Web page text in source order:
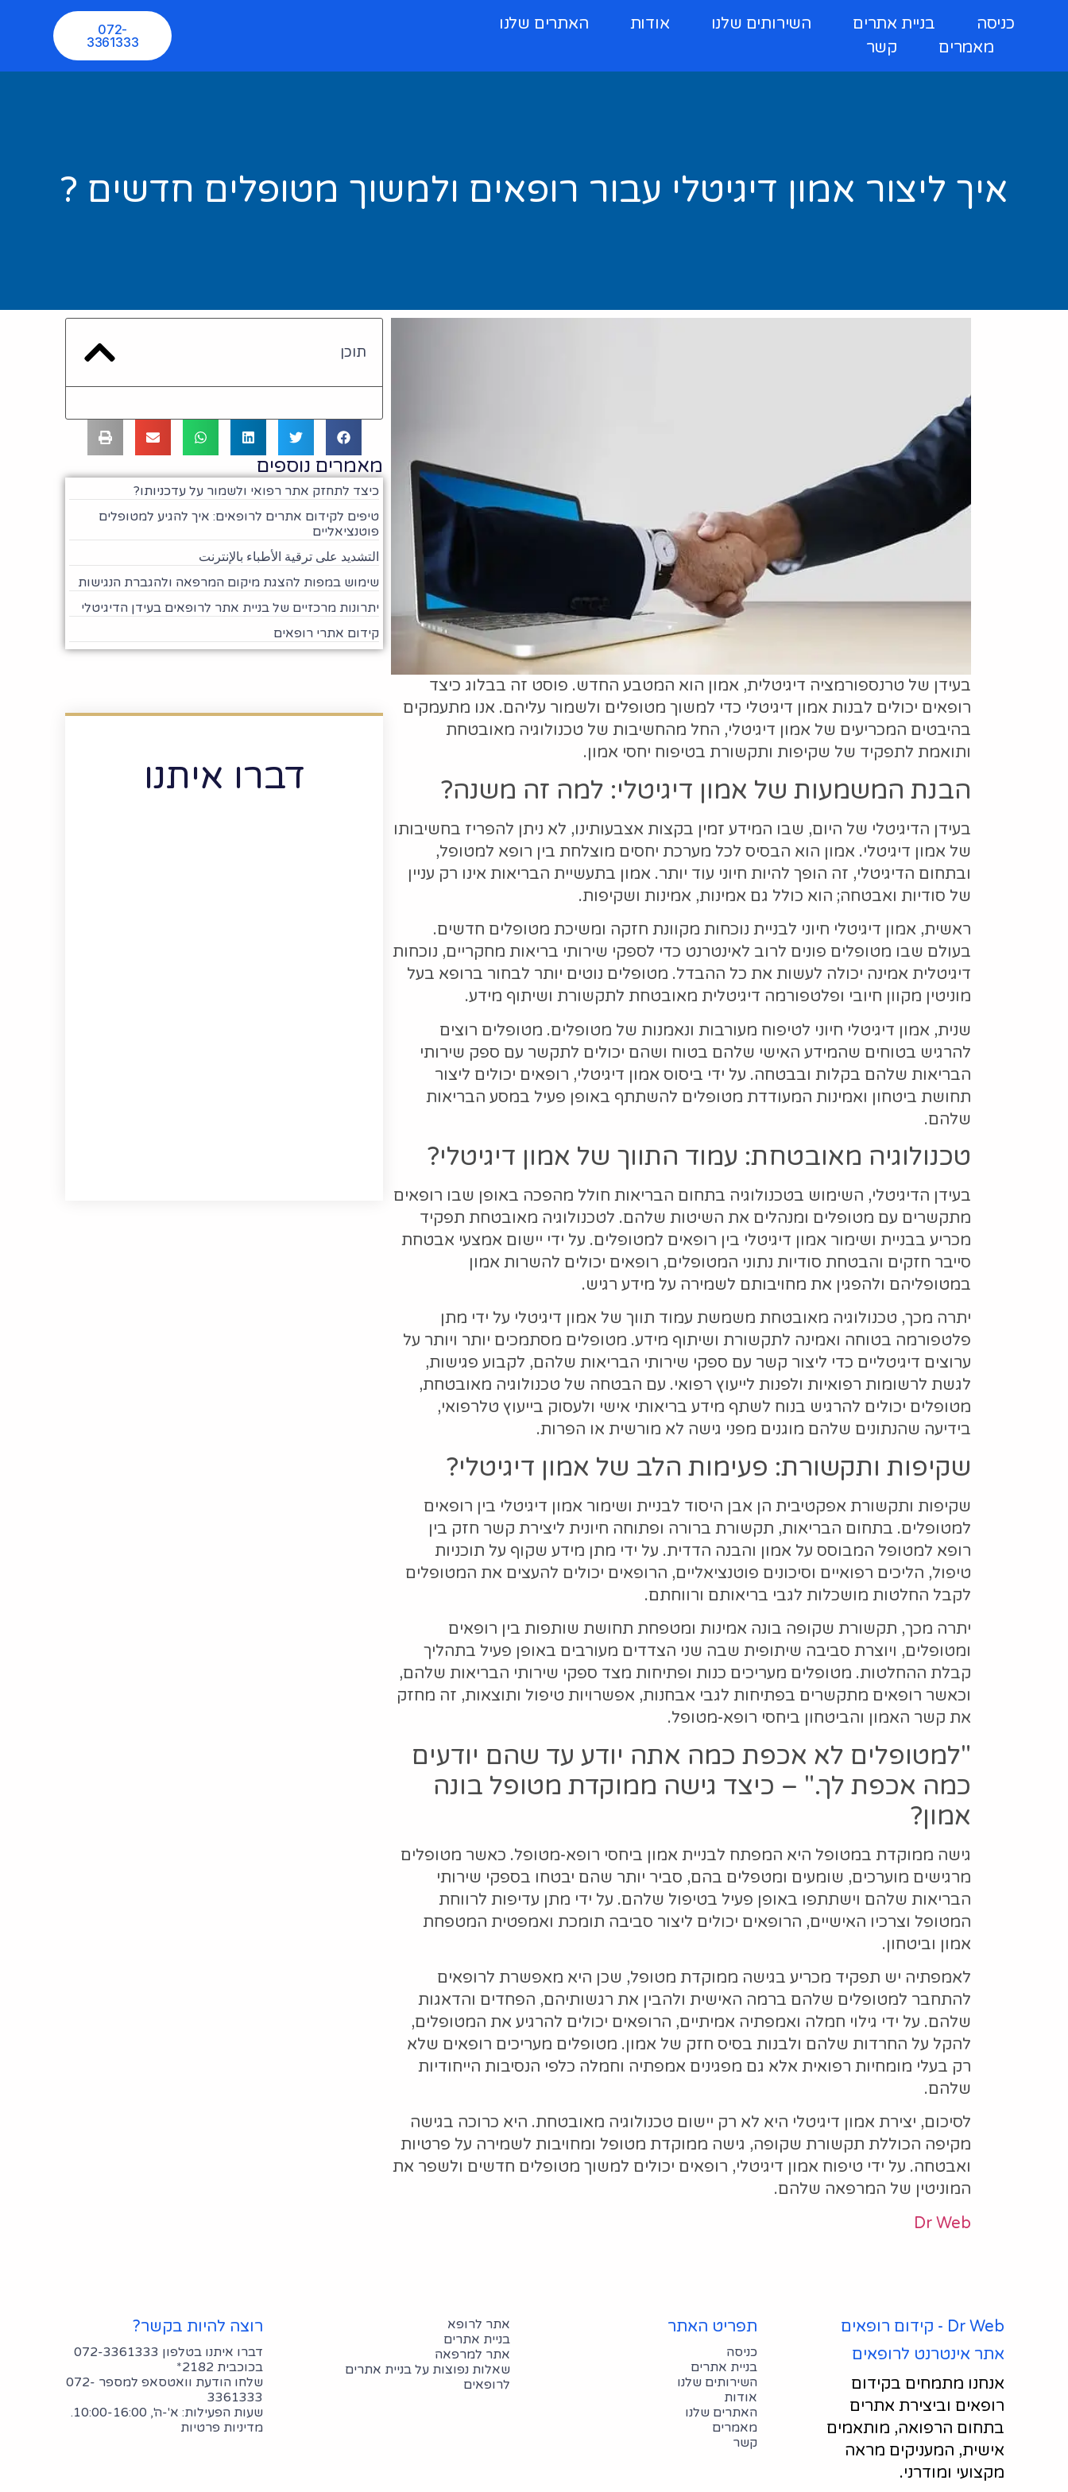
כניסה בניית אתרים השירותים שלנו אודות
האתרים שלנו
מאמרים
קשר
072-
3361333
איך ליצור אמון דיגיטלי עבור רופאים ולמשוך מטופלים חדשים ?
בעידן של טרנספורמציה דיגיטלית, אמון הוא המטבע החדש. פוסט זה בבלוג כיצד
רופאים יכולים לבנות אמון דיגיטלי כדי למשוך מטופלים ולשמור עליהם. אנו מתעמקים
בהיבטים המכריעים של אמון דיגיטלי, החל מהחשיבות של טכנולוגיה מאובטחת
ותואמת לתפקיד של שקיפות ותקשורת בטיפוח יחסי אמון.
הבנת המשמעות של אמון דיגיטלי: למה זה משנה?
בעידן הדיגיטלי של היום, שבו המידע זמין בקצות אצבעותינו, לא ניתן להפריז בחשיבותו
של אמון דיגיטלי. אמון הוא הבסיס לכל מערכת יחסים מוצלחת בין רופא למטופל,
ובתחום הדיגיטלי, זה הופך להיות חיוני עוד יותר. אמון בתעשיית הבריאות אינו רק עניין
של סודיות ואבטחה; הוא כולל גם אמינות, אמינות ושקיפות.
ראשית, אמון דיגיטלי חיוני לבניית נוכחות מקוונת חזקה ומשיכת מטופלים חדשים.
בעולם שבו מטופלים פונים לרוב לאינטרנט כדי לספקי שירותי בריאות מחקריים, נוכחות
דיגיטלית אמינה יכולה לעשות את כל ההבדל. מטופלים נוטים יותר לבחור ברופא בעל
מוניטין מקוון חיובי ופלטפורמה דיגיטלית מאובטחת לתקשורת ושיתוף מידע.
שנית, אמון דיגיטלי חיוני לטיפוח מעורבות ונאמנות של מטופלים. מטופלים רוצים
להרגיש בטוחים שהמידע האישי שלהם בטוח ושהם יכולים לתקשר עם ספק שירותי
הבריאות שלהם בקלות ובבטחה. על ידי ביסוס אמון דיגיטלי, רופאים יכולים ליצור
תחושת ביטחון ואמינות המעודדת מטופלים להשתתף באופן פעיל במסע הבריאות
שלהם.
טכנולוגיה מאובטחת: עמוד התווך של אמון דיגיטלי?
בעידן הדיגיטלי, השימוש בטכנולוגיה בתחום הבריאות חולל מהפכה באופן שבו רופאים
מתקשרים עם מטופלים ומנהלים את השיטות שלהם. לטכנולוגיה מאובטחת תפקיד
מכריע בבניית ושימור אמון דיגיטלי בין רופאים למטופלים. על ידי יישום אמצעי אבטחת
סייבר חזקים והבטחת סודיות נתוני המטופלים, רופאים יכולים להשרות אמון
במטופליהם ולהפגין את מחויבותם לשמירה על מידע רגיש.
יתרה מכך, טכנולוגיה מאובטחת משמשת עמוד תווך של אמון דיגיטלי על ידי מתן
פלטפורמה בטוחה ואמינה לתקשורת ושיתוף מידע. מטופלים מסתמכים יותר ויותר על
ערוצים דיגיטליים כדי ליצור קשר עם ספקי שירותי הבריאות שלהם, לקבוע פגישות,
לגשת לרשומות רפואיות ולפנות לייעוץ רפואי. עם הבטחה של טכנולוגיה מאובטחת,
מטופלים יכולים להרגיש בנוח לשתף מידע בריאותי אישי ולעסוק בייעוץ טלרפואי,
בידיעה שהנתונים שלהם מוגנים מפני גישה לא מורשית או הפרות.
שקיפות ותקשורת: פעימות הלב של אמון דיגיטלי?
שקיפות ותקשורת אפקטיבית הן אבן היסוד לבניית ושימור אמון דיגיטלי בין רופאים
למטופלים. בתחום הבריאות, תקשורת ברורה ופתוחה חיונית ליצירת קשר חזק בין
רופא למטופל המבוסס על אמון והבנה הדדית. על ידי מתן מידע שקוף על תוכניות
טיפול, הליכים רפואיים וסיכונים פוטנציאליים, הרופאים יכולים להעצים את המטופלים
לקבל החלטות מושכלות לגבי בריאותם ורווחתם.
יתרה מכך, תקשורת שקופה בונה אמינות ומטפחת תחושת שותפות בין רופאים
ומטופלים, ויוצרת סביבה שיתופית שבה שני הצדדים מעורבים באופן פעיל בתהליך
קבלת ההחלטות. מטופלים מעריכים כנות ופתיחות מצד ספקי שירותי הבריאות שלהם,
וכאשר רופאים מתקשרים בפתיחות לגבי אבחנות, אפשרויות טיפול ותוצאות, זה מחזק
את קשר האמון והביטחון ביחסי רופא-מטופל.
"למטופלים לא אכפת כמה אתה יודע עד שהם יודעים
כמה אכפת לך." – כיצד גישה ממוקדת מטופל בונה
אמון?
גישה ממוקדת במטופל היא המפתח לבניית אמון ביחסי רופא-מטופל. כאשר מטופלים
מרגישים מוערכים, שומעים ומטפלים בהם, סביר יותר שהם יבטחו בספקי שירותי
הבריאות שלהם וישתתפו באופן פעיל בטיפול שלהם. על ידי מתן עדיפות לרווחת
המטופל וצרכיו האישיים, הרופאים יכולים ליצור סביבה תומכת ואמפטית המטפחת
אמון וביטחון.
לאמפתיה יש תפקיד מכריע בגישה ממוקדת מטופל, שכן היא מאפשרת לרופאים
להתחבר למטופלים שלהם ברמה האישית ולהבין את רגשותיהם, הפחדים והדאגות
שלהם. על ידי גילוי חמלה ואמפתיה אמיתיים, הרופאים יכולים להרגיע את המטופלים,
להקל על החרדות שלהם ולבנות בסיס חזק של אמון. מטופלים מעריכים רופאים שלא
רק בעלי מומחיות רפואית אלא גם מפגינים אמפתיה וחמלה כלפי הנסיבות הייחודיות
שלהם.
לסיכום, יצירת אמון דיגיטלי היא לא רק יישום טכנולוגיה מאובטחת. היא כרוכה בגישה
מקיפה הכוללת תקשורת שקופה, גישה ממוקדת מטופל ומחויבות לשמירה על פרטיות
ואבטחה. על ידי טיפוח אמון דיגיטלי, רופאים יכולים למשוך מטופלים חדשים ולשפר את
המוניטין של המרפאה שלהם.
Dr Web
תוכן
מאמרים נוספים
כיצד לתחזק אתר רפואי ולשמור על עדכניותו?
טיפים לקידום אתרים לרופאים: איך להגיע למטופלים
פוטנציאליים
التشديد على ترقية الأطباء بالإنترنت
שימוש במפות להצגת מיקום המרפאה ולהגברת הנגישות
יתרונות מרכזיים של בניית אתר לרופאים בעידן הדיגיטלי
קידום אתרי רופאים
דברו איתנו
Dr Web - קידום רופאים
אתר אינטרנט לרופאים
מקצועי ומודרני.
תפריט האתר
כניסה
בניית אתרים
השירותים שלנו
אודות
האתרים שלנו
מאמרים
קשר
אתר לרופא
בניית אתרים
אתר למרפאה
שאלות נפוצות על בניית אתרים
לרופאים
רוצה להיות בקשר?
דברו איתנו בטלפון 072-3361333
בכוכבית 2182*
שלחו הודעת וואטסאפ למספר 072-
3361333
שעות הפעילות: א'-ה', 10:00-16:00.
מדיניות פרטיות